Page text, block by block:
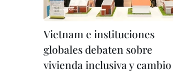
Vietnam e instituciones
globales debaten sobre
vivienda inclusiva y cambio